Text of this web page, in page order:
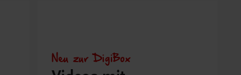
Neu zur DigiBox